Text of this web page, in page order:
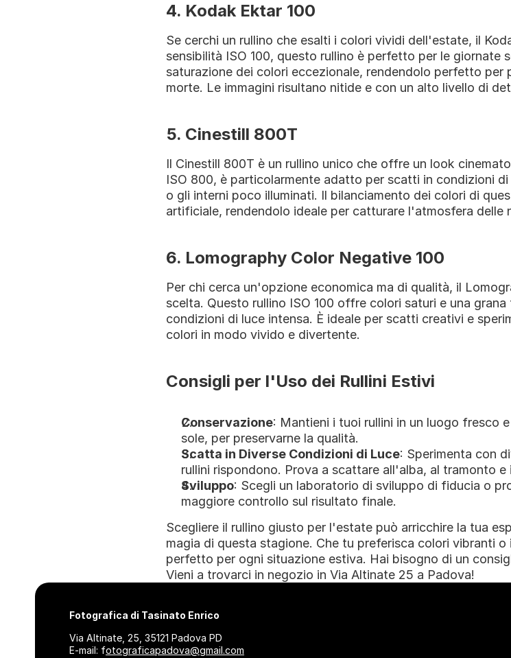
4. Kodak Ektar 100
Se cerchi un rullino che esalti i colori vividi dell'estate, il
sensibilità ISO 100, questo rullino è perfetto per le giornate
saturazione dei colori eccezionale, rendendolo perfetto
morte. Le immagini risultano nitide e con un alto livello di
5. Cinestill 800T
Il Cinestill 800T è un rullino unico che offre un look
ISO 800, è particolarmente adatto per scatti in condizioni
o gli interni poco illuminati. Il bilanciamento dei colori di
artificiale, rendendolo ideale per catturare l'atmosfera delle
6. Lomography Color Negative 100
Per chi cerca un'opzione economica ma di qualità, il
scelta. Questo rullino ISO 100 offre colori saturi e una
condizioni di luce intensa. È ideale per scatti creativi e
colori in modo vivido e divertente.
Consigli per l'Uso dei Rullini Estivi
Conservazione: Mantieni i tuoi rullini in un luogo fresco
sole, per preservarne la qualità.
Scatta in Diverse Condizioni di Luce: Sperimenta con
rullini rispondono. Prova a scattare all'alba, al tramonto e
Sviluppo: Scegli un laboratorio di sviluppo di fiducia o
maggiore controllo sul risultato finale.
Scegliere il rullino giusto per l'estate può arricchire la tua
magia di questa stagione. Che tu preferisca colori vibranti
perfetto per ogni situazione estiva. Hai bisogno di un
Vieni a trovarci in negozio in Via Altinate 25 a Padova!
Fotografica di Tasinato Enrico
Via Altinate, 25, 35121 Padova PD
E-mail: fotograficapadova@gmail.com